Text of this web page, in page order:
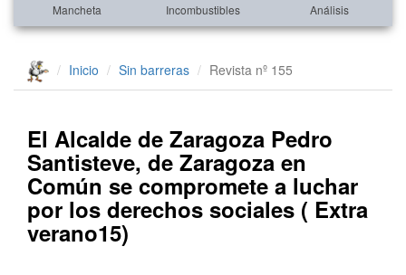
Mancheta Incombustibles Análisis
Inicio Sin barreras Revista nº 155
El Alcalde de Zaragoza Pedro
Santisteve, de Zaragoza en
Común se compromete a luchar
por los derechos sociales ( Extra
verano15)